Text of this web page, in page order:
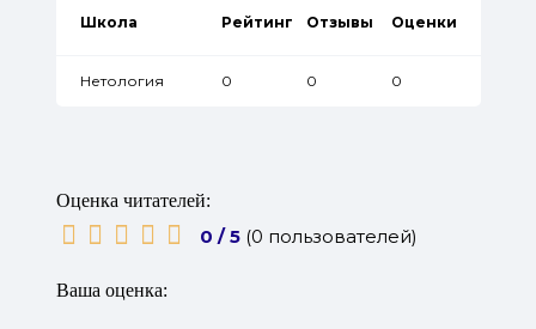
Школа Рейтинг Отзывы Оценки
Нетология 0 0 0
Оценка читателей:
0 / 5(0 пользователей)
Ваша оценка: